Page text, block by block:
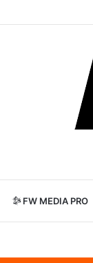
FW MEDIA PRO